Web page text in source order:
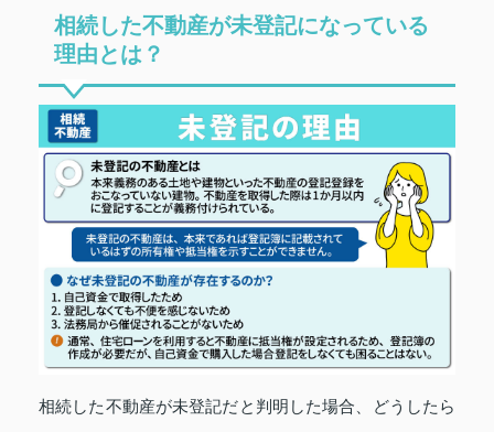
相続した不動産が未登記になっている
理由とは？
相続した不動産が未登記だと判明した場合、どうしたら